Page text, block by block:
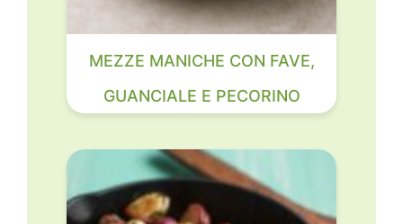
MEZZE MANICHE CON FAVE,
GUANCIALE E PECORINO